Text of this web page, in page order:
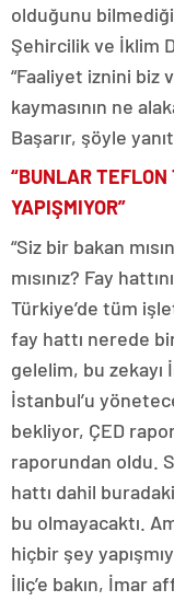
olduğunu
Şehircilik ve İklim
“Faaliyet iznini biz
kaymasının ne
Başarır, şöyle
“BUNLAR
YAPIŞMIYOR”
“Siz bir bakan
mısınız? Fay
Türkiye’de tüm
fay hattı nerede
gelelim, bu zekayı
İstanbul’u
bekliyor, ÇED
raporundan oldu.
hattı dahil
bu olmayacaktı.
hiçbir şey
İliç’e bakın, İmar